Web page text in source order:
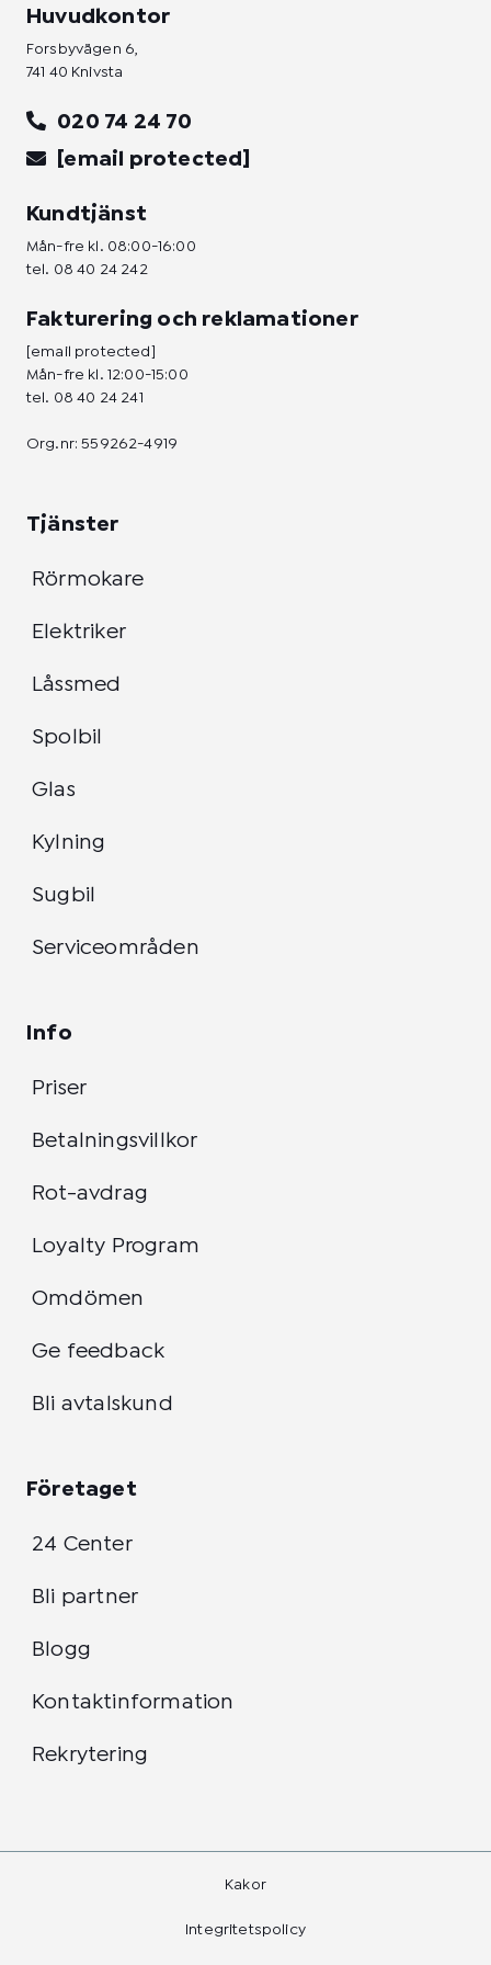
Huvudkontor
Forsbyvägen 6,
741 40 Knivsta
020 74 24 70
[email protected]
Kundtjänst
Mån-fre kl. 08:00-16:00
tel. 08 40 24 242
Fakturering och reklamationer
[email protected]
Mån-fre kl. 12:00-15:00
tel. 08 40 24 241
Org.nr: 559262-4919
Tjänster
Rörmokare
Elektriker
Låssmed
Spolbil
Glas
Kylning
Sugbil
Serviceområden
Info
Priser
Betalningsvillkor
Rot-avdrag
Loyalty Program
Omdömen
Ge feedback
Bli avtalskund
Företaget
24 Center
Bli partner
Blogg
Kontaktinformation
Rekrytering
Kakor
Integritetspolicy